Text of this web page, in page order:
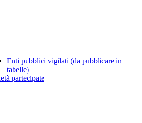
Enti pubblici vigilati (da pubblicare in
tabelle)
partecipate